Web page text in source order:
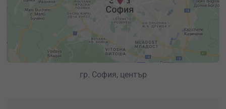
гр. София, център